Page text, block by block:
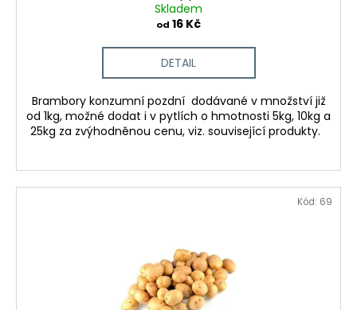
Skladem
od 16 Kč
DETAIL
Brambory konzumní pozdní dodávané v množství již
od 1kg, možné dodat i v pytlích o hmotnosti 5kg, 10kg a
25kg za zvýhodněnou cenu, viz. související produkty.
Kód: 69